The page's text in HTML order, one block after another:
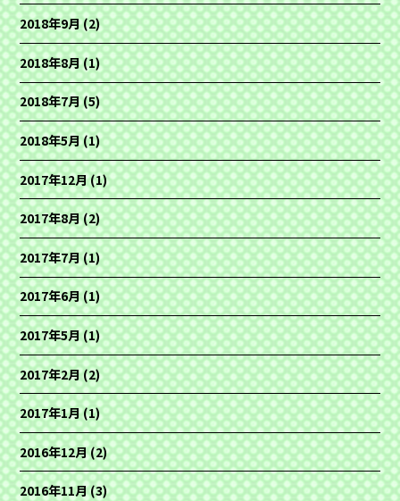
2018年9月(2)
2018年8月(1)
2018年7月(5)
2018年5月(1)
2017年12月(1)
2017年8月(2)
2017年7月(1)
2017年6月(1)
2017年5月(1)
2017年2月(2)
2017年1月(1)
2016年12月(2)
2016年11月(3)